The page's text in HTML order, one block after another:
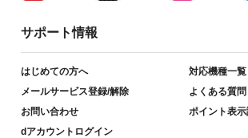
サポート情報
はじめての方へ
対応機種一覧
メールサービス登録/解除
よくある質問
お問い合わせ
ポイント表
dアカウントログイン